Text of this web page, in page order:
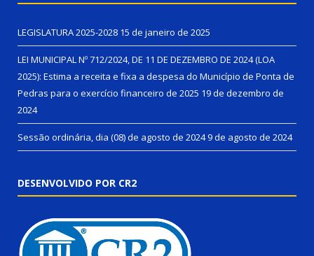
LEGISLATURA 2025-2028 15 de janeiro de 2025
LEI MUNICIPAL Nº 712/2024, DE 11 DE DEZEMBRO DE 2024 (LOA
2025): Estima a receita e fixa a despesa do Município de Ponta de
Pedras para o exercício financeiro de 2025 19 de dezembro de
2024
Sessão ordinária, dia (08) de agosto de 20249 de agosto de 2024
DESENVOLVIDO POR CR2